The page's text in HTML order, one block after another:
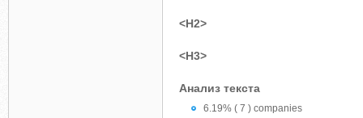
<H2>
<H3>
Анализ текста
6.19% ( 7 ) companies